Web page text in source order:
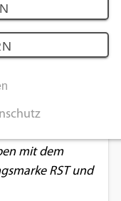
Team für
mit dem
RST und
sind für die